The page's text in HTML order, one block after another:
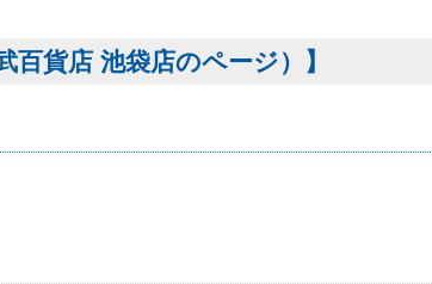
百貨店 池袋店のページ）】